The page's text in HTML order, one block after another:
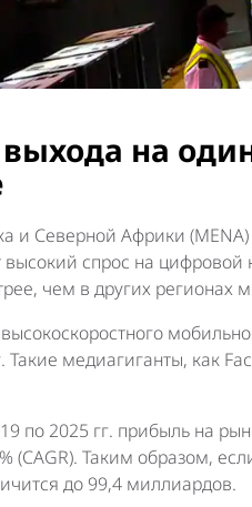
на
и Северной Африки
спрос на цифровой
чем в других регионах
Такие медиагиганты, как
по 2025 гг. прибыль на
(CAGR). Таким образом,
до 99,4 миллиардов.